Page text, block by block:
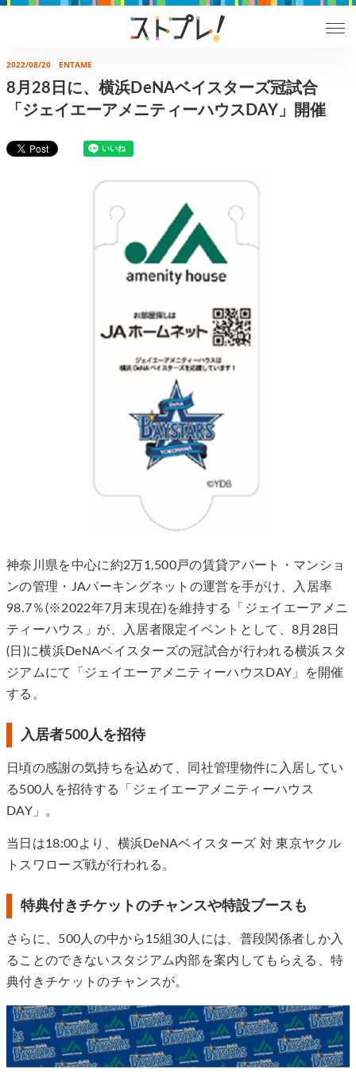
2022/08/20 ENTAME
8月28日に、横浜DeNAベイスターズ冠試合
「ジェイエーアメニティーハウスDAY」開催
神奈川県を中心に約2万1,500戸の賃貸アパート・マンショ
ンの管理・JAパーキングネットの運営を手がけ、入居率
98.7％(※2022年7月末現在)を維持する「ジェイエーアメニ
ティーハウス」が、入居者限定イベントとして、8月28日
(日)に横浜DeNAベイスターズの冠試合が行われる横浜スタ
ジアムにて「ジェイエーアメニティーハウスDAY」を開催
する。
入居者500人を招待
日頃の感謝の気持ちを込めて、同社管理物件に入居してい
る500人を招待する「ジェイエーアメニティーハウス
DAY」。
当日は18:00より、横浜DeNAベイスターズ 対 東京ヤクル
トスワローズ戦が行われる。
特典付きチケットのチャンスや特設ブースも
さらに、500人の中から15組30人には、普段関係者しか入
ることのできないスタジアム内部を案内してもらえる、特
典付きチケットのチャンスが。